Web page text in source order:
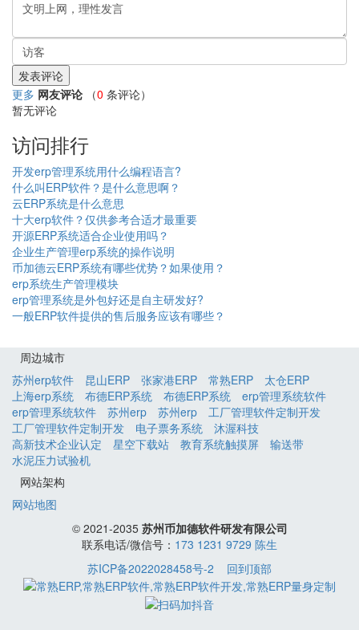
更多 网友评论 （0 条评论）
暂无评论
访问排行
开发erp管理系统用什么编程语言?
什么叫ERP软件？是什么意思啊？
云ERP系统是什么意思
十大erp软件？仅供参考合适才最重要
开源ERP系统适合企业使用吗？
企业生产管理erp系统的操作说明
币加德云ERP系统有哪些优势？如果使用？
erp系统生产管理模块
erp管理系统是外包好还是自主研发好?
一般ERP软件提供的售后服务应该有哪些？
周边城市
苏州erp软件
昆山ERP 张家港ERP 常熟ERP
太仓ERP
上海erp系统
布德ERP系统 布德ERP系统
erp管理系统软件
erp管理系统软件
苏州erp 苏州erp
工厂管理软件定制开发
工厂管理软件定制开发
电子票务系统
沐渥科技
高新技术企业认定
星空下载站 教育系统触摸屏
输送带
水泥压力试验机
网站架构
网站地图
© 2021-2035 苏州币加德软件研发有限公司
联系电话/微信号： 173 1231 9729 陈生
苏ICP备2022028458号-2
回到顶部